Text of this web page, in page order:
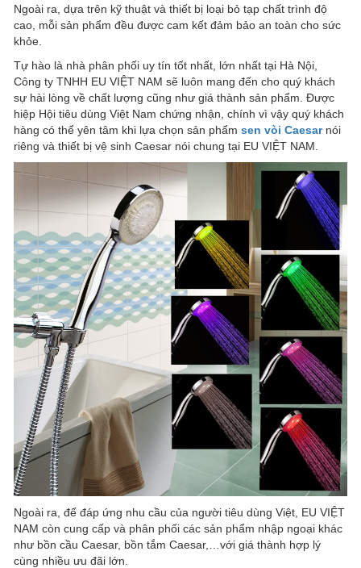
Ngoài ra, dựa trên kỹ thuật và thiết bị loại bỏ tạp chất trình độ
cao, mỗi sản phẩm đều được cam kết đảm bảo an toàn cho sức
khỏe.
Tự hào là nhà phân phối uy tín tốt nhất, lớn nhất tại Hà Nội,
Công ty TNHH EU VIỆT NAM sẽ luôn mang đến cho quý khách
sự hài lòng về chất lượng cũng như giá thành sản phẩm. Được
hiệp Hội tiêu dùng Việt Nam chứng nhận, chính vì vậy quý khách
hàng có thể yên tâm khi lựa chọn sản phẩm sen vòi Caesarnói
riêng và thiết bị vệ sinh Caesar nói chung tại EU VIỆT NAM.
Ngoài ra, để đáp ứng nhu cầu của người tiêu dùng Việt, EU VIỆT
NAM còn cung cấp và phân phối các sản phẩm nhập ngoại khác
như bồn cầu Caesar, bồn tắm Caesar,…với giá thành hợp lý
cùng nhiều ưu đãi lớn.